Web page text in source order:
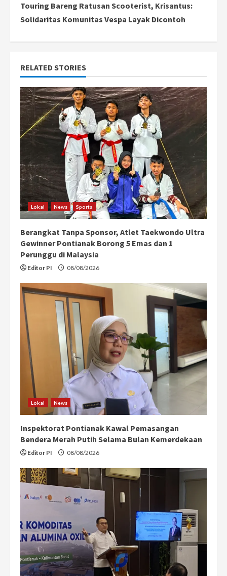
t
u
e
R
e
a
d
i
n
g
Touring Bareng Ratusan Scooterist, Krisantus:
Solidaritas Komunitas Vespa Layak Dicontoh
RELATED STORIES
Lokal News Sports
Berangkat Tanpa Sponsor, Atlet Taekwondo Ultra
Gewinner Pontianak Borong 5 Emas dan 1
Perunggu di Malaysia
Editor PI 08/08/2026
Lokal News
Inspektorat Pontianak Kawal Pemasangan
Bendera Merah Putih Selama Bulan Kemerdekaan
Editor PI 08/08/2026